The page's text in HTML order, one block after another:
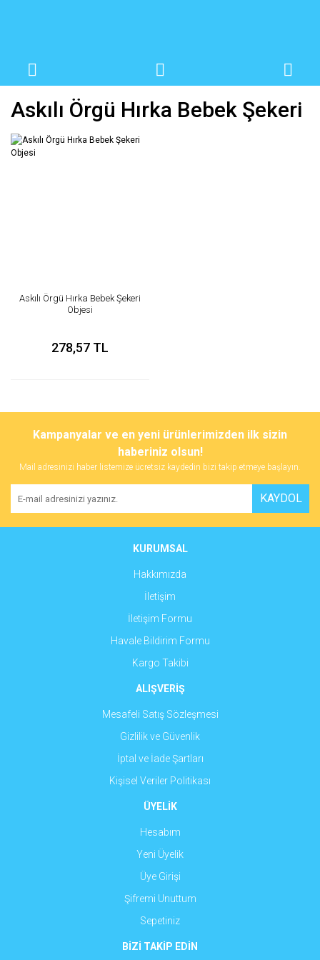
Askılı Örgü Hırka Bebek Şekeri
Askılı Örgü Hırka Bebek Şekeri
Objesi
278,57 TL
Kampanyalar ve en yeni ürünlerimizden ilk sizin
haberiniz olsun!
Mail adresinizi haber listemize ücretsiz kaydedin bizi takip etmeye başlayın.
KAYDOL
KURUMSAL
Hakkımızda
İletişim
İletişim Formu
Havale Bildirim Formu
Kargo Takibi
ALIŞVERİŞ
Mesafeli Satış Sözleşmesi
Gizlilik ve Güvenlik
İptal ve İade Şartları
Kişisel Veriler Politikası
ÜYELİK
Hesabım
Yeni Üyelik
Üye Girişi
Şifremi Unuttum
Sepetiniz
BİZİ TAKİP EDİN